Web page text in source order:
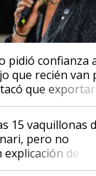
pidió confianza
que recién van
que exportar
pocos":
claro del
15 vaquillonas
pero no
de
allí